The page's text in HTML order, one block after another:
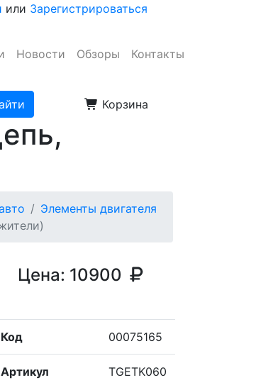
или Зарегистрироваться
Новости Обзоры Контакты
Корзина
Элементы двигателя
Цена: 10900
Код 00075165
Артикул TGETK060